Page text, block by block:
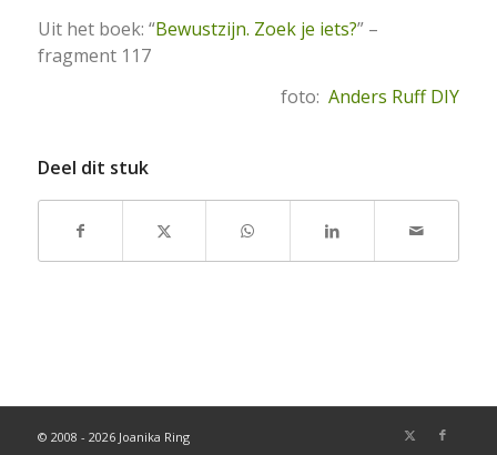
Uit het boek: “Bewustzijn. Zoek je iets?” –
fragment 117
foto:Anders Ruff DIY
Deel dit stuk
© 2008 - 2026 Joanika Ring